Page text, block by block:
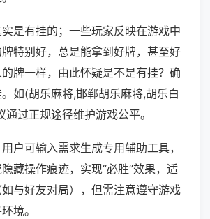
是有挂的；一些玩家反映在游戏中
特别好，总是能拿到好牌，甚至好
牌一样，由此怀疑是不是有挂？确
如(胡乐麻将,邯郸胡乐麻将,胡乐白
过正规途径维护游戏公平。
户可输入需求生成专用辅助工具，
藏操作痕迹，实现“必胜”效果，适
与好友对局），但需注意遵守游戏
境。